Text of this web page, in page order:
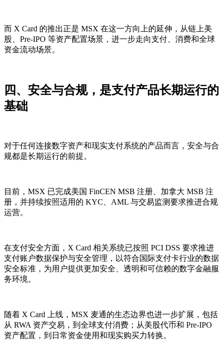
而 X Card 的推出正是 MSX 在这一方向上的延伸，从链上美
股、Pre-IPO 等资产配置场景，进一步走向支付、消费和全球
资金流动场景。
四、安全与合规，是支付产品长期运行的
基础
对于任何连接数字资产和现实支付系统的产品而言，安全与合
规都是长期运行的前提。
目前，MSX 已完成美国 FinCEN MSB 注册、加拿大 MSB 注
册，并持续按照适用的 KYC、AML 与交易监测要求推进合规
运营。
在支付安全方面，X Card 相关系统已按照 PCI DSS 要求推进
支付账户数据保护与安全管理，以符合国际支付卡行业的数据
安全标准，为用户提供更加安全、透明和可信赖的数字金融服
务环境。
随着 X Card 上线，MSX 麦通的生态边界也进一步扩展，包括
从 RWA 资产交易，到全球支付消费；从美股代币和 Pre-IPO
资产配置，到日常资金使用和现实购买力转换。